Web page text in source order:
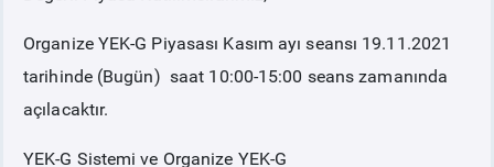
Organize YEK-G Piyasası Kasım ayı seansı 19.11.2021
tarihinde (Bugün) saat 10:00-15:00 seans zamanında
açılacaktır.
YEK-G Sistemi ve Organize YEK-G